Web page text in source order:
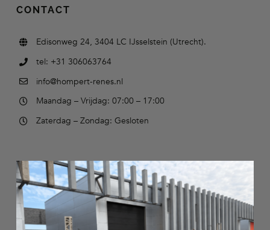
CONTACT
Edisonweg 24, 3404 LC IJsselstein (Utrecht).
tel: +31 306063764
info@hompert-renes.nl
Maandag – Vrijdag: 07:00 – 17:00
Zaterdag – Zondag: Gesloten